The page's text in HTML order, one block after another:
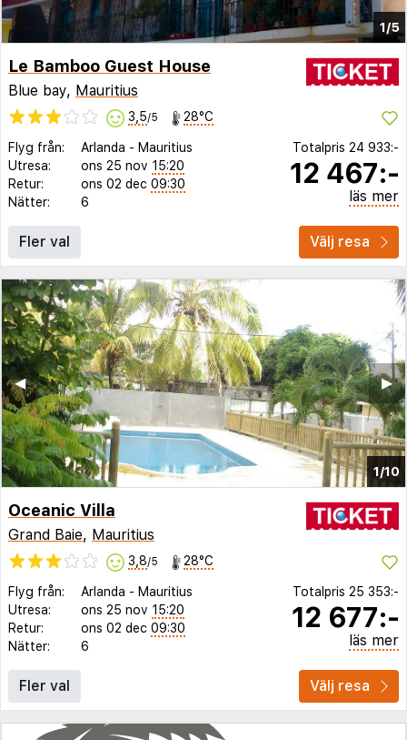
1/5
Le Bamboo Guest House
Blue bay, Mauritius
3,5/5 28°C
Flyg från: Arlanda - Mauritius
Utresa:
ons 25 nov 15:20
Retur:
ons 02 dec 09:30
Nätter:
6
Totalpris 24 933:-
12 467:-
läs mer
Fler val Välj resa
1/10
▶︎
◀︎
Oceanic Villa
Grand Baie, Mauritius
3,8/5 28°C
Flyg från: Arlanda - Mauritius
Utresa:
ons 25 nov 15:20
Retur:
ons 02 dec 09:30
Nätter:
6
Totalpris 25 353:-
12 677:-
läs mer
Fler val Välj resa